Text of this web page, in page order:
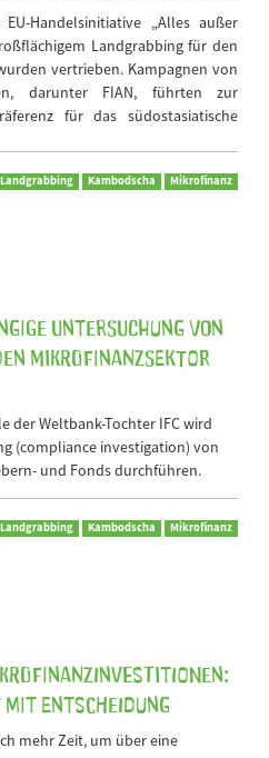
Handelsinitiative „Alles außer
Landgrabbing für den
vertrieben. Kampagnen von
darunter FIAN, führten zur
für das südostasiatische
Landgrabbing Kambodscha Mikrofinanz
Untersuchung von
Mikrofinanzsektor
der Weltbank-Tochter IFC wird
(compliance investigation) von
und Fonds durchführen.
Landgrabbing Kambodscha Mikrofinanz
Entscheidung
mehr Zeit, um über eine